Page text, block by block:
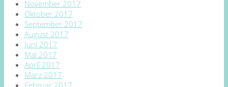
November 2017
Oktober 2017
September 2017
August 2017
Juni 2017
Mai 2017
April 2017
März 2017
Februar 2017